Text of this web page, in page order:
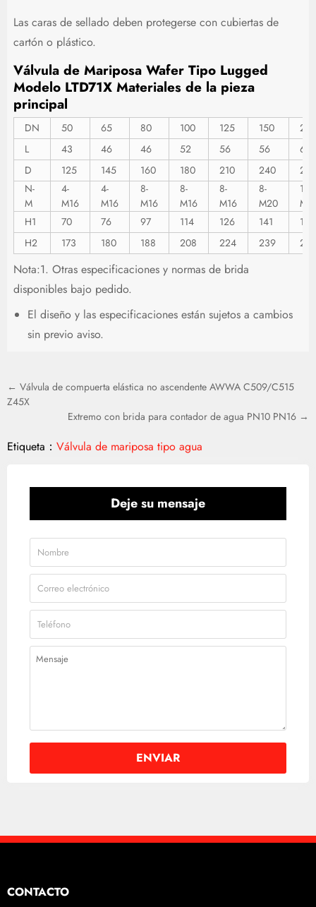
Las caras de sellado deben protegerse con cubiertas de
cartón o plástico.
Válvula de Mariposa Wafer Tipo Lugged
Modelo LTD71X Materiales de la pieza
principal
DN 50 65 80 100 125 150
200
L
43 46 46 52 56 56
60
D
125 145 160 180 210 240
295
N-
M
4-
M16
4-
M16
8-
M16
8-
M16
8-
M16
8-
M20
12-
H1
70 76 97 114 126 141
170
H2
173 180 188 208 224 239 272
Nota:1. Otras especificaciones y normas de brida
disponibles bajo pedido.
El diseño y las especificaciones están sujetos a cambios
sin previo aviso.
← Válvula de compuerta elástica no ascendente AWWA C509/C515
Z45X
Extremo con brida para contador de agua PN10 PN16 →
Etiqueta： Válvula de mariposa tipo agua
Deje su mensaje
CONTACTO